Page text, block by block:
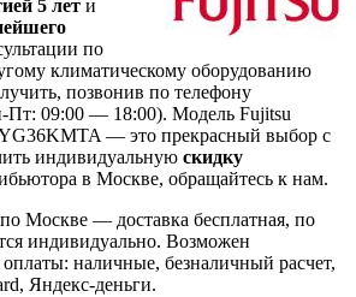
5 лет и
по
климатическому оборудованию
позвонив по телефону
Пт: 09:00 — 18:00). Модель Fujitsu
— это прекрасный выбор с
индивидуальную скидку
в Москве, обращайтесь к нам.
по Москве — доставка бесплатная, по
индивидуально. Возможен
наличные, безналичный расчет,
Яндекс-деньги.